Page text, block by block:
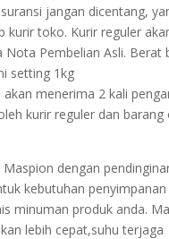
jangan dicentang,
kurir toko. Kurir reguler
Nota Pembelian Asli. Berat
setting 1kg
akan menerima 2 kali
kurir reguler dan barang
Maspion dengan
kebutuhan penyimpanan
minuman produk anda.
lebih cepat,suhu terjaga